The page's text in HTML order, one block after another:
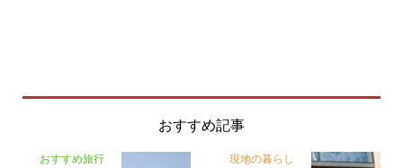
おすすめ記事
おすすめ旅行 現地の暮らし